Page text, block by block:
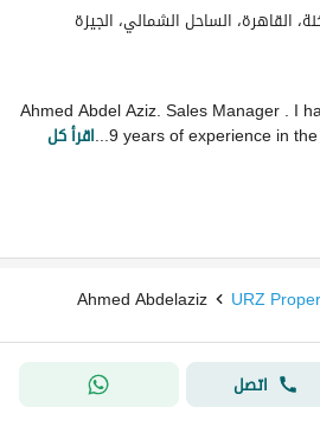
القاهرة، الساحل الشمالي، الجيزة
Ahmed Abdel Aziz. Sales Manager . I
9 years of experience in اقرأ كل
اتصل
URZ
Ahmed Abdelaziz